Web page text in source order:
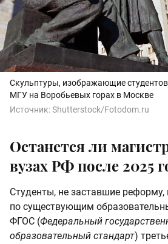
Скульптуры, изображающие
МГУ на Воробьевых горах в Москве
Источник:Shutterstock/Fotodom.ru
Останется ли
вузах РФ после 2025
Студенты, не заставшие реформу,
по существующим
ФГОС (Федеральный
образовательный стандарт)